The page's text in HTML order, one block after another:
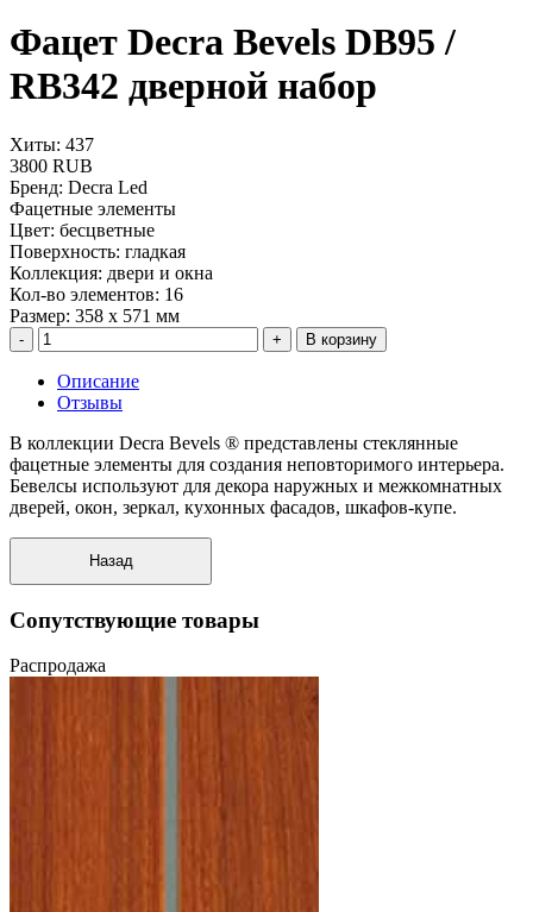
Фацет Decra Bevels DB95 /
RB342 дверной набор
Хиты: 437
3800 RUB
Бренд: Decra Led
Фацетные элементы
Цвет: бесцветные
Поверхность: гладкая
Коллекция: двери и окна
Кол-во элементов: 16
Размер: 358 х 571 мм
В корзину
Описание
Отзывы
В коллекции Decra Bevels ® представлены стеклянные
фацетные элементы для создания неповторимого интерьера.
Бевелсы используют для декора наружных и межкомнатных
дверей, окон, зеркал, кухонных фасадов, шкафов-купе.
Сопутствующие товары
Распродажа